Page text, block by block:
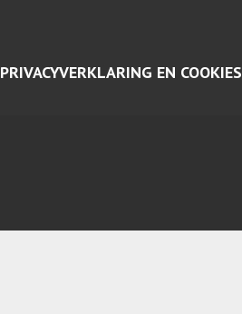
PRIVACYVERKLARING EN COOKIES